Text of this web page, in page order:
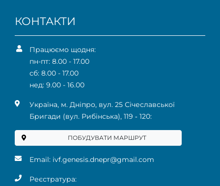
КОНТАКТИ
Працюємо щодня:
пн-пт: 8.00 - 17.00
сб: 8.00 - 17.00
нед: 9.00 - 16.00
Українa, м. Дніпро, вул. 25 Січеславської
Бригади (вул. Рибінська), 119 ‑ 120:
ПОБУДУВАТИ МАРШРУТ
Email: ivf.genesis.dnepr@gmail.com
Реєстратура: